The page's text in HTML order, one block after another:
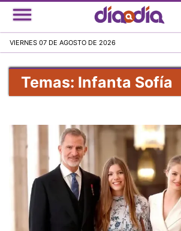
Pasar
al
principal
VIERNES 07 DE AGOSTO DE 2026
Temas: Infanta Sofía